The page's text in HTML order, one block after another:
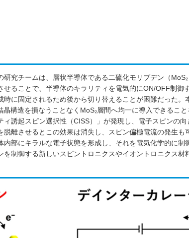
究チームは、層状半導体である二硫化モリブデン（
せることで、半導体のキラリティを電気的にON/OFF制御
に固定されるため後から切り替えることが困難だった。
構造を損なうことなくMoS₂層間へ均一に導入できるこ
誘起スピン選択性（CISS）」が発現し、電子スピンの
離させるとこの効果は消失し、スピン偏極電流の発生も
部にキラルな電子状態を形成し、それを電気化学的に制
制御する新しいスピントロニクスやイオントロニクス材